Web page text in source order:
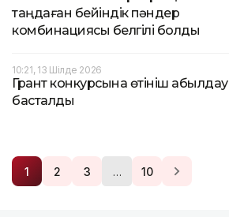
таңдаған бейіндік пәндер
комбинациясы белгілі болды
10:21, 13 Шілде 2026
Грант конкурсына өтініш қабылдау
басталды
1 2 3 … 10